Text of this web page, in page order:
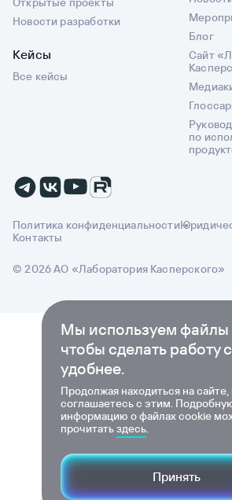
Новости разработки
Кейсы
Все кейсы
Блог
Сайт
по
© 2026 АО «Лаборатория Касперского»
Политика конфиденциальности
Контакты
Мы используем файлы
чтобы сделать работу
удобнее.
Продолжая находиться на сайте,
соглашаетесь с этим.
информацию о файлах cookie
прочитатьздесь.
Принять